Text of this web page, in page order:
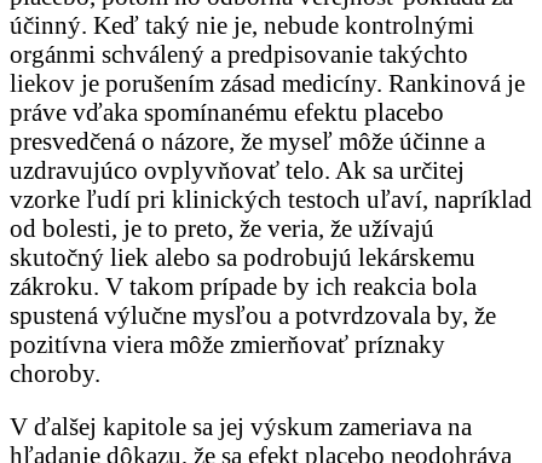
účinný. Keď taký nie je, nebude kontrolnými
orgánmi schválený a predpisovanie takýchto
liekov je porušením zásad medicíny. Rankinová je
práve vďaka spomínanému efektu placebo
presvedčená o názore, že myseľ môže účinne a
uzdravujúco ovplyvňovať telo. Ak sa určitej
vzorke ľudí pri klinických testoch uľaví, napríklad
od bolesti, je to preto, že veria, že užívajú
skutočný liek alebo sa podrobujú lekárskemu
zákroku. V takom prípade by ich reakcia bola
spustená výlučne mysľou a potvrdzovala by, že
pozitívna viera môže zmierňovať príznaky
choroby.
V ďalšej kapitole sa jej výskum zameriava na
hľadanie dôkazu, že sa efekt placebo neodohráva